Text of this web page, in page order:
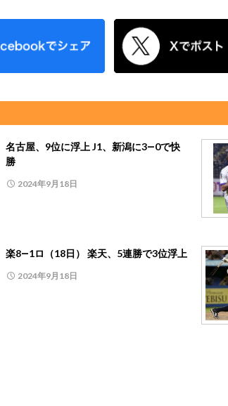
名古屋、9位に浮上 J1、新潟に3―0で快
勝
2024年9月18日
楽8―1ロ（18日） 楽天、5連勝で3位浮上
2024年9月18日